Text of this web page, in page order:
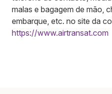
malas e bagagem de mão,
embarque, etc. no site da
https://www.airtransat.com